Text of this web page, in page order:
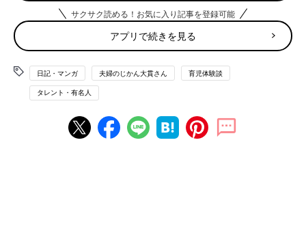
うわけではありません。
しかし、息子が通っている保育園では一応自粛のお願いが出てお
り、とりあえず外出する仕事が無くなったということもあり、劇
場の当面の休止案内があってからは自主休園をしております。
息子のお昼寝中や就寝後に主に仕事をしているという感じなので
すが、仕事が忙しくなると、なかなかその時間だけでは終わら
これが本当に大変でして、パソコンにおもちゃの車を走らせてき
たり、所構わず抱っこを求めてきたり…全く仕事になりません。
サクサク読める！お気に入り記事を登録可能
アプリで続きを見る
日記・マンガ 夫婦のじかん大貫さん 育児体験談
タレント・有名人